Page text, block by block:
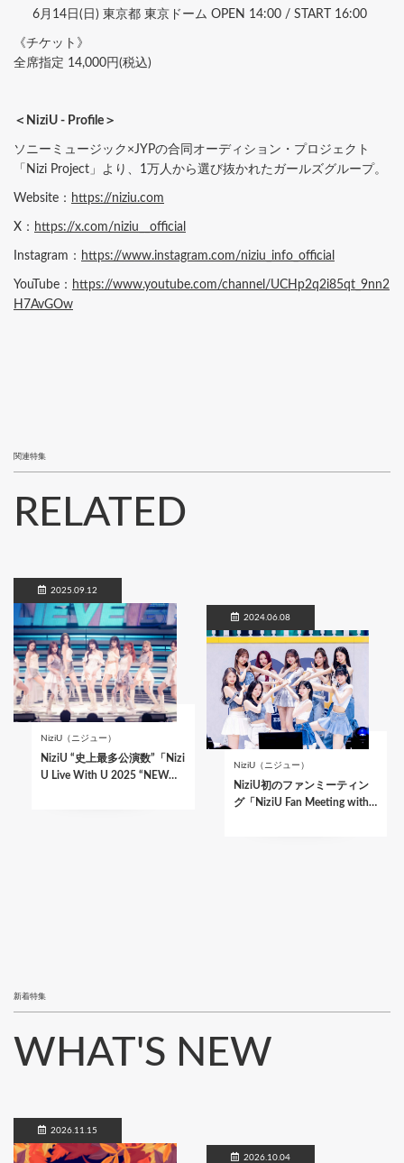
6月14日(日) 東京都 東京ドーム OPEN 14:00 / START 16:00
《チケット》
全席指定 14,000円(税込)
＜NiziU - Profile＞
ソニーミュージック×JYPの合同オーディション・プロジェクト
「Nizi Project」より、1万人から選び抜かれたガールズグループ。
Website： https://niziu.com
X： https://x.com/niziu__official
Instagram： https://www.instagram.com/niziu_info_official
YouTube： https://www.youtube.com/channel/UCHp2q2i85qt_9nn2
H7AvGOw
関連特集
RELATED
2025.09.12
NiziU（ニジュー）
NiziU “史上最多公演数”「Nizi
U Live With U 2025 “NEW…
2024.06.08
NiziU（ニジュー）
NiziU初のファンミーティン
グ「NiziU Fan Meeting with…
新着特集
WHAT'S NEW
2026.11.15
2026.10.04